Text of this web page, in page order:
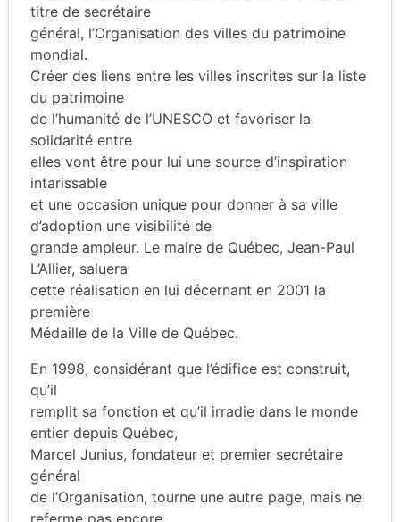
titre de secrétaire
général, l’Organisation des villes du patrimoine
mondial.
Créer des liens entre les villes inscrites sur la liste
du patrimoine
de l’humanité de l’UNESCO et favoriser la
solidarité entre
elles vont être pour lui une source d’inspiration
intarissable
et une occasion unique pour donner à sa ville
d’adoption une visibilité de
grande ampleur. Le maire de Québec, Jean-Paul
L’Allier, saluera
cette réalisation en lui décernant en 2001 la
première
Médaille de la Ville de Québec.
En 1998, considérant que l’édifice est construit,
qu’il
remplit sa fonction et qu’il irradie dans le monde
entier depuis Québec,
Marcel Junius, fondateur et premier secrétaire
général
de l’Organisation, tourne une autre page, mais ne
referme pas encore